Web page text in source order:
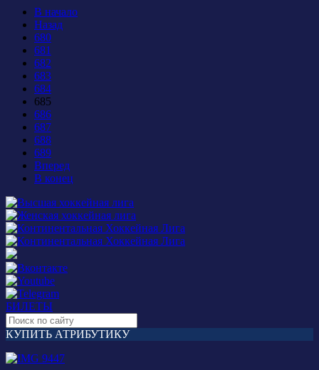
В начало
Назад
680
681
682
683
684
685
686
687
688
689
Вперед
В конец
БИЛЕТЫ
КУПИТЬ АТРИБУТИКУ